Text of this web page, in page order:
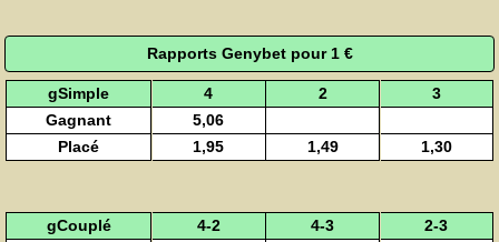
Rapports Genybet pour 1 €
gSimple 4 2
3
Gagnant
5,06
Placé
1,95 1,49 1,30
gCouplé 4-2 4-3
2-3